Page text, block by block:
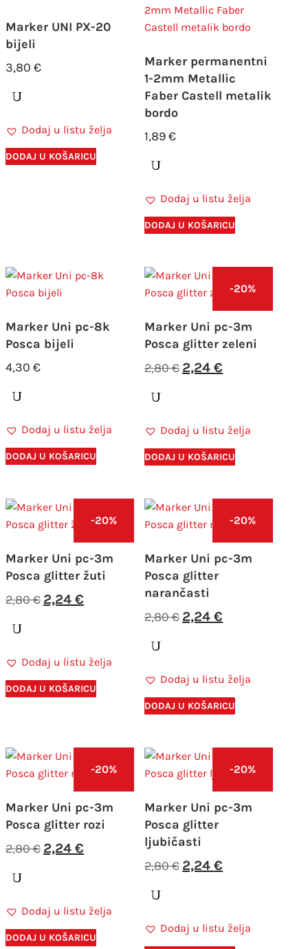
Marker UNI PX-20
bijeli
3,80 €
Dodaj u listu želja
DODAJ U KOŠARICU
Marker permanentni
1-2mm Metallic
Faber Castell metalik
bordo
1,89€
Dodaj u listu želja
DODAJ U KOŠARICU
Marker Uni pc-8k
Posca bijeli
4,30 €
Dodaj u listu želja
DODAJ U KOŠARICU
-20%
Marker Uni pc-3m
Posca glitter zeleni
2,80€ Izvorna
2,80 €.
2,24€
Dodaj u listu želja
DODAJ U KOŠARICU
-20%
Marker Uni pc-3m
Posca glitter žuti
2,80€ Izvorna
2,80 €.
2,24 €
Dodaj u listu želja
DODAJ U KOŠARICU
-20%
Marker Uni pc-3m
Posca glitter
narančasti
2,80€ Izvorna
2,80 €.
2,24€
Dodaj u listu želja
DODAJ U KOŠARICU
-20%
Marker Uni pc-3m
Posca glitter rozi
2,80€ Izvorna
2,80 €.
2,24 €
Dodaj u listu želja
DODAJ U KOŠARICU
-20%
Marker Uni pc-3m
Posca glitter
ljubičasti
2,80€ Izvorna
2,80 €.
2,24€
Dodaj u listu želja